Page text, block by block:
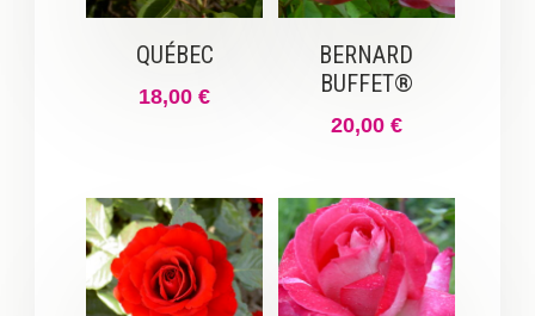
QUÉBEC
18,00€
BERNARD
BUFFET®
20,00 €